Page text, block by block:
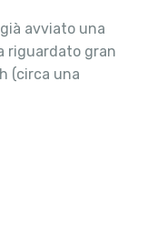
avviato una
riguardato gran
(circa una